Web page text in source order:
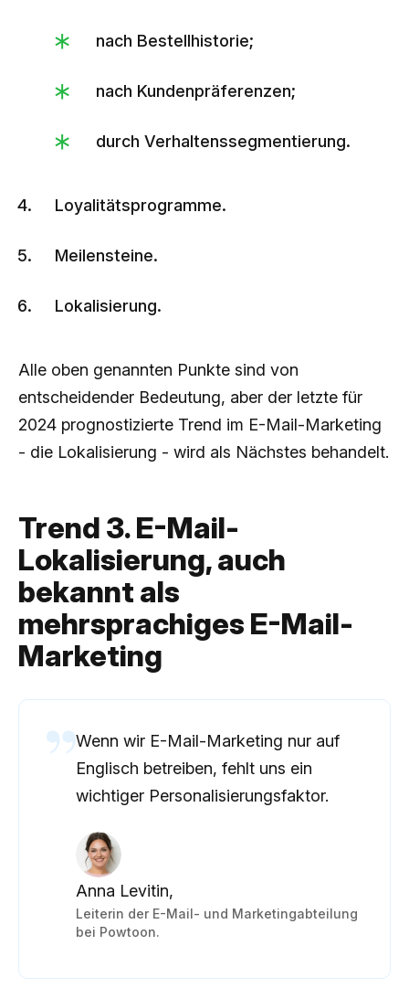
nach Bestellhistorie;
nach Kundenpräferenzen;
durch Verhaltenssegmentierung.
Loyalitätsprogramme.
Meilensteine.
Lokalisierung.
Alle oben genannten Punkte sind von
entscheidender Bedeutung, aber der letzte für
2024 prognostizierte Trend im E-Mail-Marketing
- die Lokalisierung - wird als Nächstes behandelt.
Trend 3. E-Mail-
Lokalisierung, auch
bekannt als
mehrsprachiges E-Mail-
Marketing
Wenn wir E-Mail-Marketing nur auf
Englisch betreiben, fehlt uns ein
wichtiger Personalisierungsfaktor.
Anna Levitin,
Leiterin der E-Mail- und Marketingabteilung
bei Powtoon.